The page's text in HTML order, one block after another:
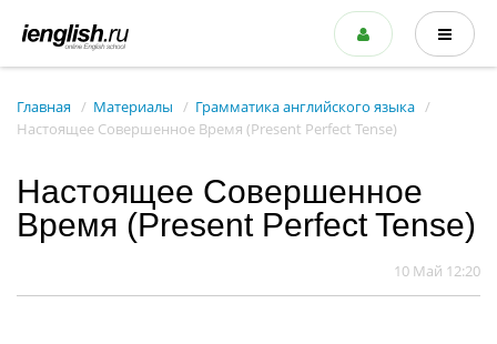
Главная Материалы
Грамматика английского языка
Настоящее Совершенное Время (Present Perfect Tense)
Настоящее Совершенное
Время (Present Perfect Tense)
10 Май 12:20